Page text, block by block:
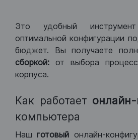
Это удобный
оптимальной конфигурации
бюджет. Вы получаете
сборкой: от выбора
корпуса.
Как работает онлайн-
компьютера
Нашготовый онлайн-